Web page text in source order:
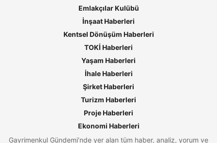
Emlakçılar Kulübü
İnşaat Haberleri
Kentsel Dönüşüm Haberleri
TOKİ Haberleri
Yaşam Haberleri
İhale Haberleri
Şirket Haberleri
Turizm Haberleri
Proje Haberleri
Ekonomi Haberleri
Gayrimenkul Gündemi’nde yer alan tüm haber, analiz, yorum ve